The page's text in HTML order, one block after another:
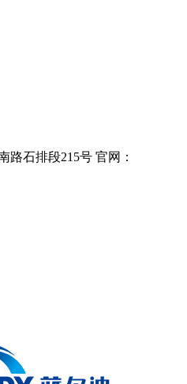
路石排段215号 官网：